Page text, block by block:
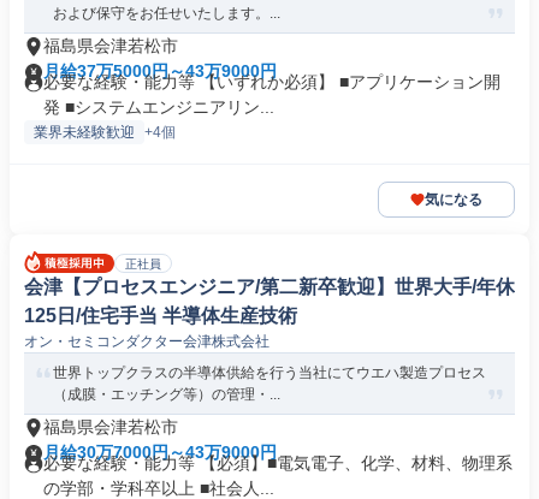
および保守をお任せいたします。...
福島県会津若松市
月給37万5000円～43万9000円
必要な経験・能力等 【いずれか必須】 ■アプリケーション開
発 ■システムエンジニアリン...
業界未経験歓迎 +4個
気になる
正社員
会津【プロセスエンジニア/第二新卒歓迎】世界大手/年休
125日/住宅手当 半導体生産技術
オン・セミコンダクター会津株式会社
世界トップクラスの半導体供給を行う当社にてウエハ製造プロセス
（成膜・エッチング等）の管理・...
福島県会津若松市
月給30万7000円～43万9000円
必要な経験・能力等 【必須】■電気電子、化学、材料、物理系
の学部・学科卒以上 ■社会人...